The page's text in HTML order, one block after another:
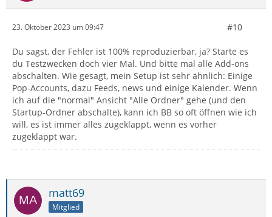
23. Oktober 2023 um 09:47 #10
Du sagst, der Fehler ist 100% reproduzierbar, ja? Starte es
du Testzwecken doch vier Mal. Und bitte mal alle Add-ons
abschalten. Wie gesagt, mein Setup ist sehr ähnlich: Einige
Pop-Accounts, dazu Feeds, news und einige Kalender. Wenn
ich auf die "normal" Ansicht "Alle Ordner" gehe (und den
Startup-Ordner abschalte), kann ich BB so oft öffnen wie ich
will, es ist immer alles zugeklappt, wenn es vorher
zugeklappt war.
matt69
Mitglied